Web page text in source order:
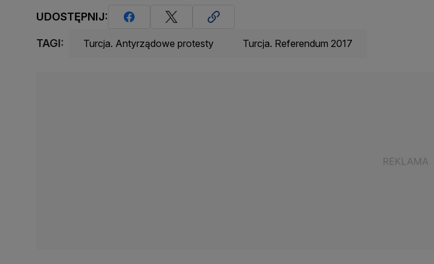
UDOSTĘPNIJ:
TAGI: Turcja. Antyrządowe protesty Turcja. Referendum 2017